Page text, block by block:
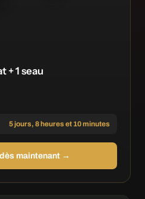
+ 1 seau
5 jours, 8 heures et 10 minutes
maintenant →